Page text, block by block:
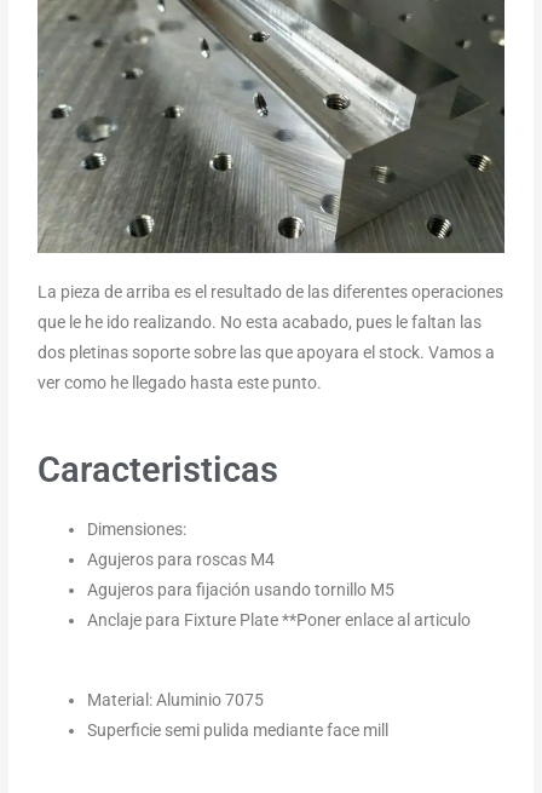
La pieza de arriba es el resultado de las diferentes operaciones
que le he ido realizando. No esta acabado, pues le faltan las
dos pletinas soporte sobre las que apoyara el stock. Vamos a
ver como he llegado hasta este punto.
Caracteristicas
Dimensiones:
Agujeros para roscas M4
Agujeros para fijación usando tornillo M5
Anclaje para Fixture Plate **Poner enlace al articulo
Material: Aluminio 7075
Superficie semi pulida mediante face mill